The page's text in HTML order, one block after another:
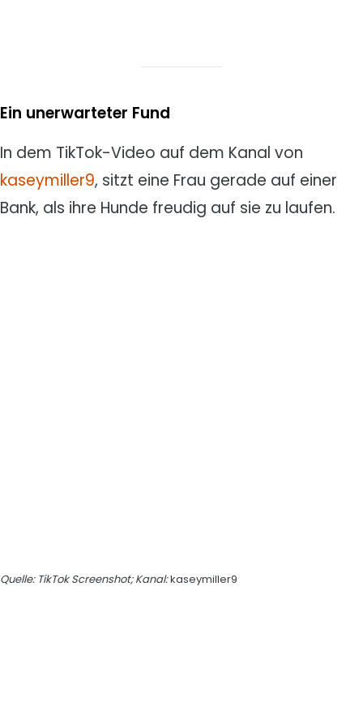
Ein unerwarteter Fund
In dem TikTok-Video auf dem Kanal von
kaseymiller9, sitzt eine Frau gerade auf einer
Bank, als ihre Hunde freudig auf sie zu laufen.
Quelle: TikTok Screenshot; Kanal:kaseymiller9